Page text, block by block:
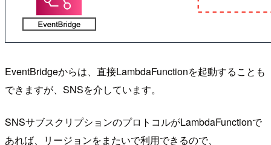
EventBridgeからは、直接LambdaFunctionを起動することも
できますが、SNSを介しています。
SNSサブスクリプションのプロトコルがLambdaFunctionで
あれば、リージョンをまたいで利用できるので、